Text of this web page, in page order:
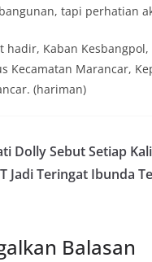
tapi perhatian
hadir, Kaban
Kecamatan Marancar,
(hariman)
Dolly Sebut Setiap
Jadi Teringat Ibunda
Balasan